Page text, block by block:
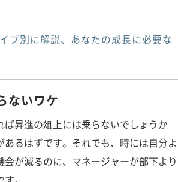
プ別に解説、あなたの成長に必要な
ないワケ
昇進の俎上には乗らないでしょうか
るはずです。それでも、時には自分よ
が減るのに、マネージャーが部下より